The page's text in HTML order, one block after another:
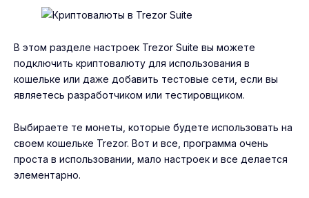
В этом разделе настроек Trezor Suite вы можете
подключить криптовалюту для использования в
кошельке или даже добавить тестовые сети, если вы
являетесь разработчиком или тестировщиком.
Выбираете те монеты, которые будете использовать на
своем кошельке Trezor. Вот и все, программа очень
проста в использовании, мало настроек и все делается
элементарно.